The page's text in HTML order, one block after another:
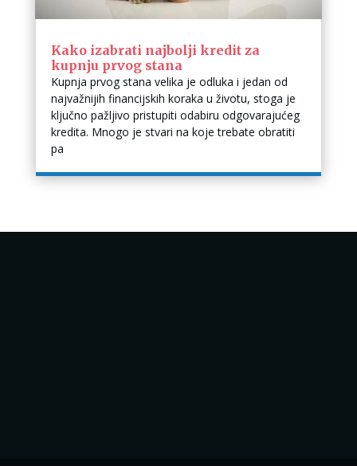
Kako izabrati najbolji kredit za
kupnju prvog stana
Kupnja prvog stana velika je odluka i jedan od
najvažnijih financijskih koraka u životu, stoga je
ključno pažljivo pristupiti odabiru odgovarajućeg
kredita. Mnogo je stvari na koje trebate obratiti
pa